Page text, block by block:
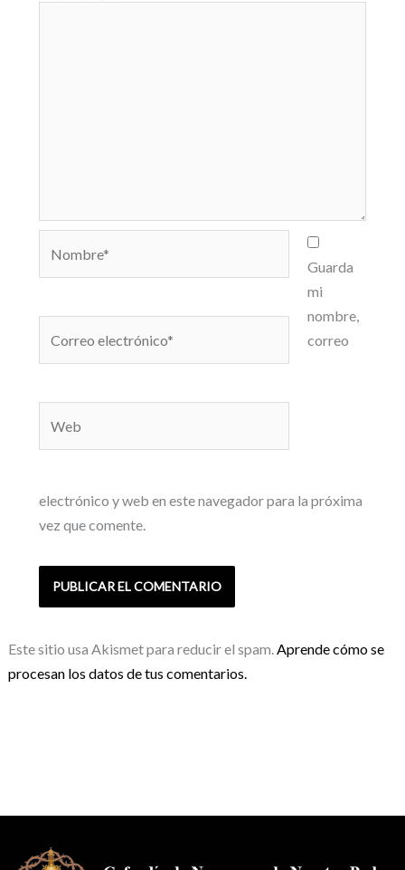
Guarda
mi
nombre,
correo
electrónico y web en este navegador para la próxima
vez que comente.
Este sitio usa Akismet para reducir el spam.Aprende cómo se
procesan los datos de tus comentarios.